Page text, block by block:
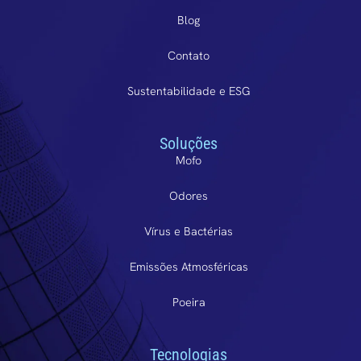
Blog
Contato
Sustentabilidade e ESG
Soluções
Mofo
Odores
Vírus e Bactérias
Emissões Atmosféricas
Poeira
Tecnologias